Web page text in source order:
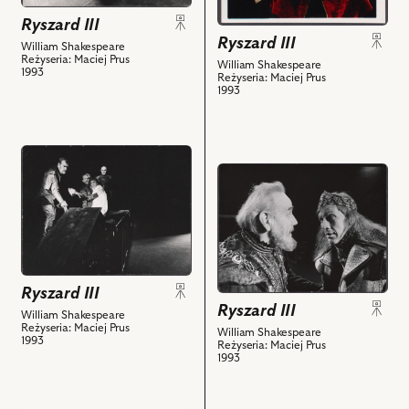
York,
Jan
Englert
-
Łabonarska
-
Elżbieta
i
powiązanych
nim
obiektów
Ryszard III
William Shakespeare
Reżyseria: Maciej Prus
1993
III
i
powiązanych
z
Ryszard III
William Shakespeare
Reżyseria: Maciej Prus
1993
przejdź
obiektu
Ryszard
Na
zdjęciu:
Mieczysław
Kalenik
-
Ryszard III
William Shakespeare
Reżyseria: Maciej Prus
1993
przejdź
obiektu
Ryszard
III,
Na
zdjęciu:
Andrzej
Żarnecki
-
Ryszard III
William Shakespeare
Reżyseria: Maciej Prus
1993